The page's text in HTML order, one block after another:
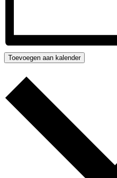
Toevoegen aan kalender